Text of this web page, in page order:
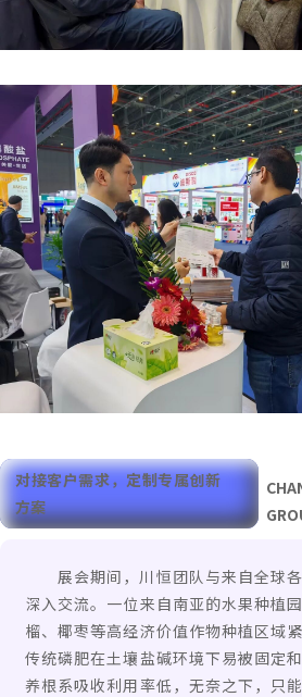
对接客户需求，定制专属创新
方案
展会期间，川恒团队与来自全球
深入交流。一位来自南亚的水果种植
榴、椰枣等高经济价值作物种植区域
传统磷肥在土壤盐碱环境下易被固定
养根系吸收利用率低，无奈之下，只